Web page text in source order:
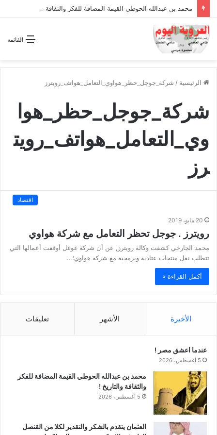
محمد بن عبدالله الحوطي القيمة المضافة للفكر والثقافة والتاريخ !
القائمة
الرئيسية / شركة_جوجل_حظر_هواوي_التعامل_هواتف_رويترز
شركة_جوجل_حظر_هوا
وي_التعامل_هواتف_رويت
رز
اقتصاد
20 مايو، 2019
رويترز . جوجل تحظر التعامل مع شركة هواوي
محمد الجارحي كشفت وكالة رويترز, عن أن شركة غوغل أوقفت أعمالها التي
تتطلب نقل منتجات عتادية وبرمجية مع شركة هواوي؛…
أكمل القراءة »
الأخيرة الأشهر تعليقات
عندما اعشق مصر !
5 أغسطس، 2026
محمد بن عبدالله الحوطي القيمة المضافة للفكر
والثقافة والتاريخ !
5 أغسطس، 2026
العثمان يتقدم بالشكر والتقدير لكلا من القنصل